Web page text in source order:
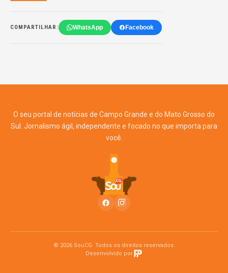
COMPARTILHAR: WhatsApp Facebook
O seu portal de notícias de Campo Grande e do Mato Grosso do
Sul. Jornalismo ágil, independente e focado no que importa para
você.
© 2026 SouCG. Todos os direitos reservados.
Desenvolvido por